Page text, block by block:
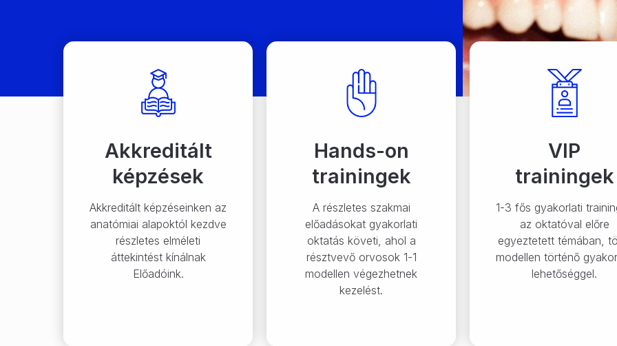
Akkreditált
képzések
Akkreditált képzéseinken az
anatómiai alapoktól kezdve
részletes elméleti
áttekintést kínálnak
Előadóink.
Hands-on
trainingek
A részletes szakmai
előadásokat gyakorlati
oktatás követi, ahol a
résztvevő orvosok 1-1
modellen végezhetnek
kezelést.
VIP
trainingek
1-3 fős gyakorlati
az oktatóval előre
egyeztetett témában,
modellen történő
lehetőséggel.